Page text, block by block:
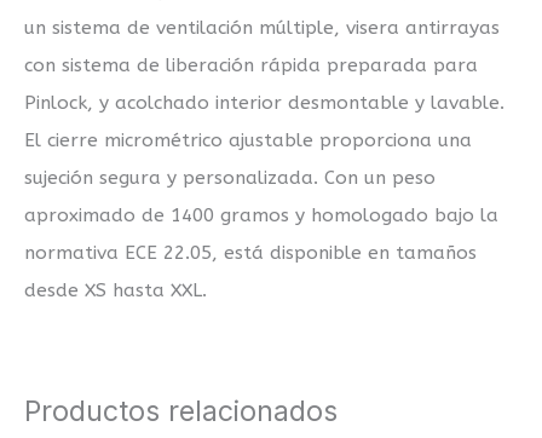
un sistema de ventilación múltiple, visera antirrayas
con sistema de liberación rápida preparada para
Pinlock, y acolchado interior desmontable y lavable.
El cierre micrométrico ajustable proporciona una
sujeción segura y personalizada. Con un peso
aproximado de 1400 gramos y homologado bajo la
normativa ECE 22.05, está disponible en tamaños
desde XS hasta XXL.
Productos relacionados